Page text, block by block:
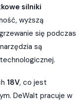
silniki
wyższą
się podczas
są
18V, co jest
DeWalt pracuje w